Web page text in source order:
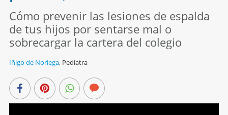
Cómo prevenir las lesiones de espalda
de tus hijos por sentarse mal o
sobrecargar la cartera del colegio
Iñigo de Noriega, Pediatra